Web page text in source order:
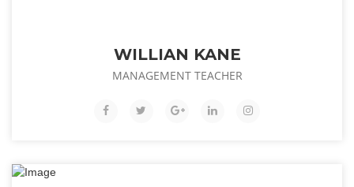
WILLIAN KANE
MANAGEMENT TEACHER